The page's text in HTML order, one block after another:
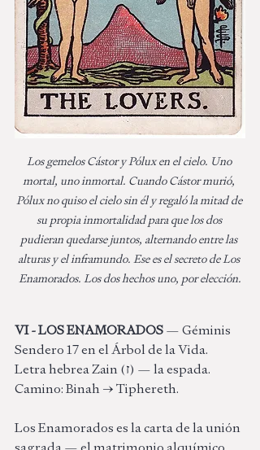
Los gemelos Cástor y Pólux en el cielo. Uno
mortal, uno inmortal. Cuando Cástor murió,
Pólux no quiso el cielo sin él y regaló la mitad de
su propia inmortalidad para que los dos
pudieran quedarse juntos, alternando entre las
alturas y el inframundo. Ese es el secreto de Los
Enamorados. Los dos hechos uno, por elección.
VI - LOS ENAMORADOS — Géminis
Sendero 17 en el Árbol de la Vida.
Letra hebrea Zain (ז) — la espada.
Camino: Binah → Tiphereth.
Los Enamorados es la carta de la unión